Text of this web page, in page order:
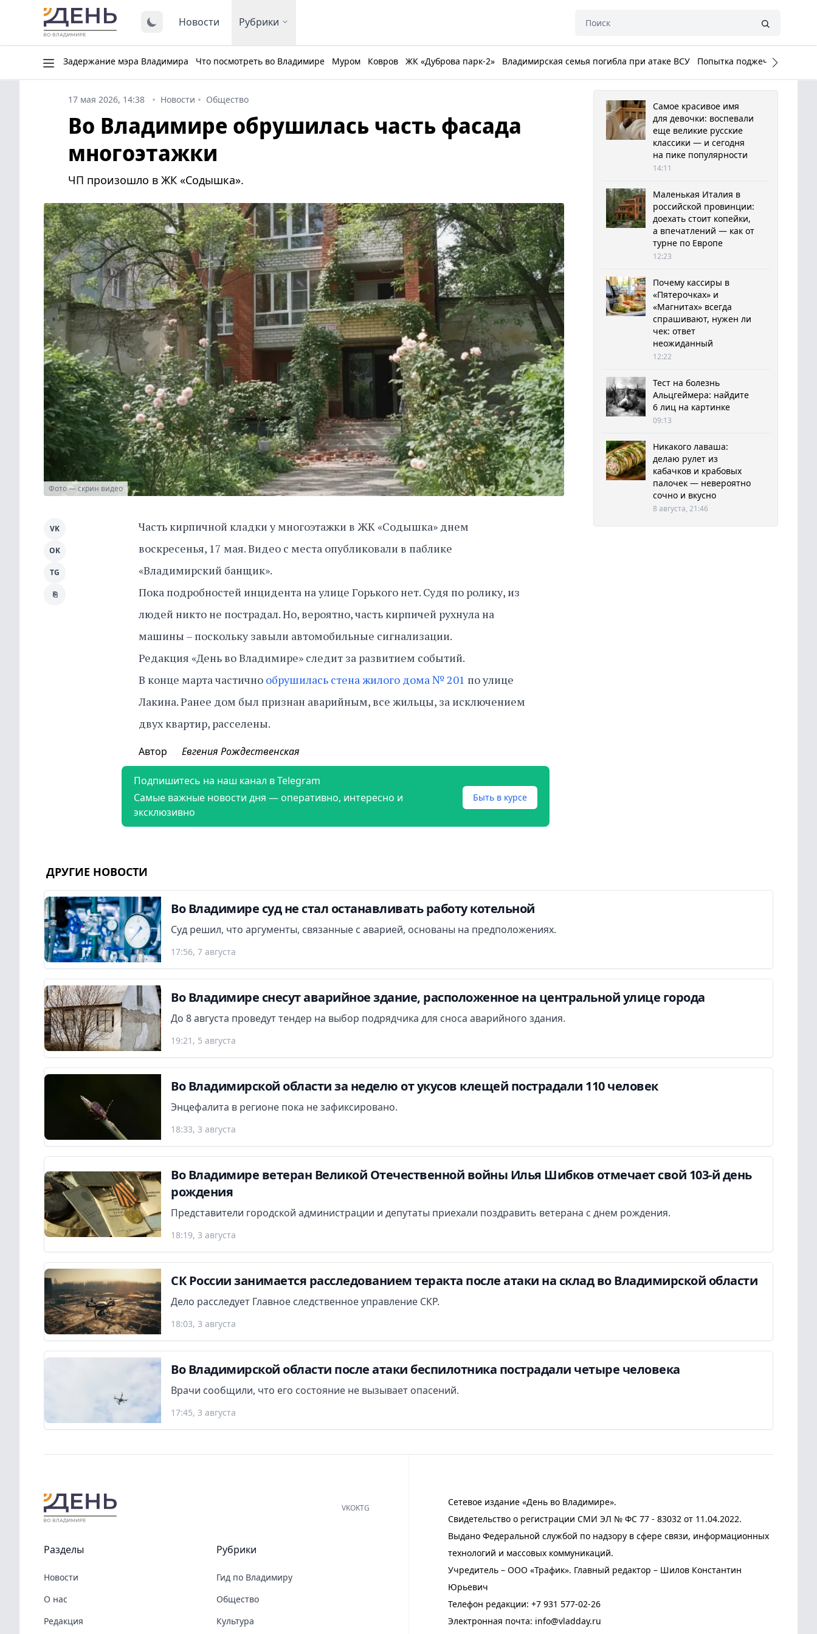
Новости Рубрики
Задержание мэра Владимира Что посмотреть во Владимире Муром Ковров ЖК «Дуброва парк-2» Владимирская семья погибла при атаке ВСУ Попытка поджечь Белый
17 мая 2026, 14:38 Новости Общество
Во Владимире обрушилась часть фасада
многоэтажки
ЧП произошло в ЖК «Содышка».
Фото — скрин видео
Часть кирпичной кладки у многоэтажки в ЖК «Содышка» днем
воскресенья, 17 мая. Видео с места опубликовали в паблике
«Владимирский банщик».
Пока подробностей инцидента на улице Горького нет. Судя по ролику, из
людей никто не пострадал. Но, вероятно, часть кирпичей рухнула на
машины – поскольку завыли автомобильные сигнализации.
Редакция «День во Владимире» следит за развитием событий.
В конце марта частично обрушилась стена жилого дома № 201 по улице
Лакина. Ранее дом был признан аварийным, все жильцы, за исключением
двух квартир, расселены.
VK
OK
TG
⎘
Автор Евгения Рождественская
Подпишитесь на наш канал в Telegram
Самые важные новости дня — оперативно, интересно и
эксклюзивно
Быть в курсе
Самое красивое имя
для девочки: воспевали
еще великие русские
классики — и сегодня
на пике популярности
14:11
Маленькая Италия в
российской провинции:
доехать стоит копейки,
а впечатлений — как от
турне по Европе
12:23
Почему кассиры в
«Пятерочках» и
«Магнитах» всегда
спрашивают, нужен ли
чек: ответ
неожиданный
12:22
Тест на болезнь
Альцгеймера: найдите
6 лиц на картинке
09:13
Никакого лаваша:
делаю рулет из
кабачков и крабовых
палочек — невероятно
сочно и вкусно
8 августа, 21:46
ДРУГИЕ НОВОСТИ
Во Владимире суд не стал останавливать работу котельной
Суд решил, что аргументы, связанные с аварией, основаны на предположениях.
17:56, 7 августа
Во Владимире снесут аварийное здание, расположенное на центральной улице города
До 8 августа проведут тендер на выбор подрядчика для сноса аварийного здания.
19:21, 5 августа
Во Владимирской области за неделю от укусов клещей пострадали 110 человек
Энцефалита в регионе пока не зафиксировано.
18:33, 3 августа
Во Владимире ветеран Великой Отечественной войны Илья Шибков отмечает свой 103-й день
рождения
Представители городской администрации и депутаты приехали поздравить ветерана с днем рождения.
18:19, 3 августа
СК России занимается расследованием теракта после атаки на склад во Владимирской области
Дело расследует Главное следственное управление СКР.
18:03, 3 августа
Во Владимирской области после атаки беспилотника пострадали четыре человека
Врачи сообщили, что его состояние не вызывает опасений.
17:45, 3 августа
Сетевое издание «День во Владимире».
Свидетельство о регистрации СМИ ЭЛ № ФС 77 - 83032 от 11.04.2022.
Выдано Федеральной службой по надзору в сфере связи, информационных
технологий и массовых коммуникаций.
Учредитель – ООО «Трафик». Главный редактор – Шилов Константин
Юрьевич
Телефон редакции: +7 931 577-02-26
Электронная почта: info@vladday.ru
VKOKTG
Разделы
Новости
О нас
Редакция
Рубрики
Гид по Владимиру
Общество
Культура